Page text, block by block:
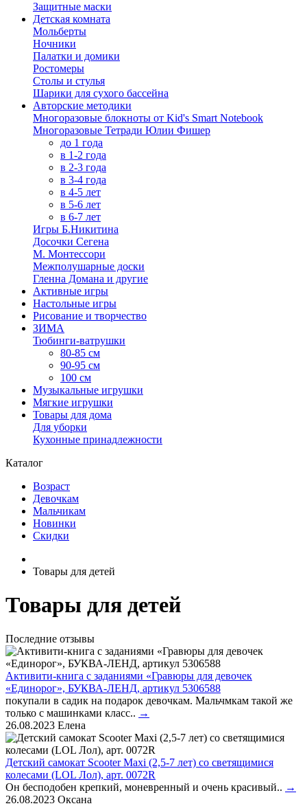
Защитные маски
Детская комната
Мольберты
Ночники
Палатки и домики
Ростомеры
Столы и стулья
Шарики для сухого бассейна
Авторские методики
Многоразовые блокноты от Kid's Smart Notebook
Многоразовые Тетради Юлии Фишер
до 1 года
в 1-2 года
в 2-3 года
в 3-4 года
в 4-5 лет
в 5-6 лет
в 6-7 лет
Игры Б.Никитина
Досочки Сегена
М. Монтессори
Межполушарные доски
Гленна Домана и другие
Активные игры
Настольные игры
Рисование и творчество
ЗИМА
Тюбинги-ватрушки
80-85 см
90-95 см
100 см
Музыкальные игрушки
Мягкие игрушки
Товары для дома
Для уборки
Кухонные принадлежности
Каталог
Возраст
Девочкам
Мальчикам
Новинки
Скидки
Товары для детей
Товары для детей
Последние отзывы
Активити-книга с заданиями «Гравюры для девочек
«Единорог», БУКВА-ЛЕНД, артикул 5306588
покупали в садик на подарок девочкам. Мальчмкам такой же
только с машинками класс.. →
26.08.2023 Елена
Детский самокат Scooter Maxi (2,5-7 лет) со светящимися
колесами (LOL Лол), арт. 0072R
Он бесподобен крепкий, моневренный и очень красивый.. →
26.08.2023 Оксана